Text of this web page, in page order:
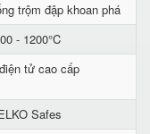
trộm đập khoan phá
- 1200°C
tử cao cấp
Safes